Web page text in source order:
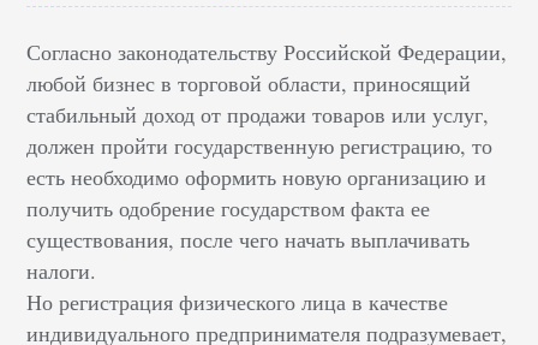
Согласно законодательству Российской Федерации,
любой бизнес в торговой области, приносящий
стабильный доход от продажи товаров или услуг,
должен пройти государственную регистрацию, то
есть необходимо оформить новую организацию и
получить одобрение государством факта ее
существования, после чего начать выплачивать
налоги.
Но регистрация физического лица в качестве
индивидуального предпринимателя подразумевает,